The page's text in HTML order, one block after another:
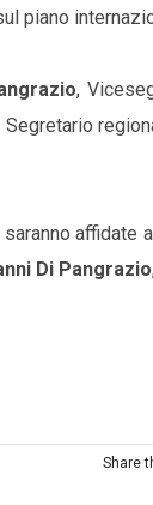
piano
,
affidate
Di Pangrazio
Share